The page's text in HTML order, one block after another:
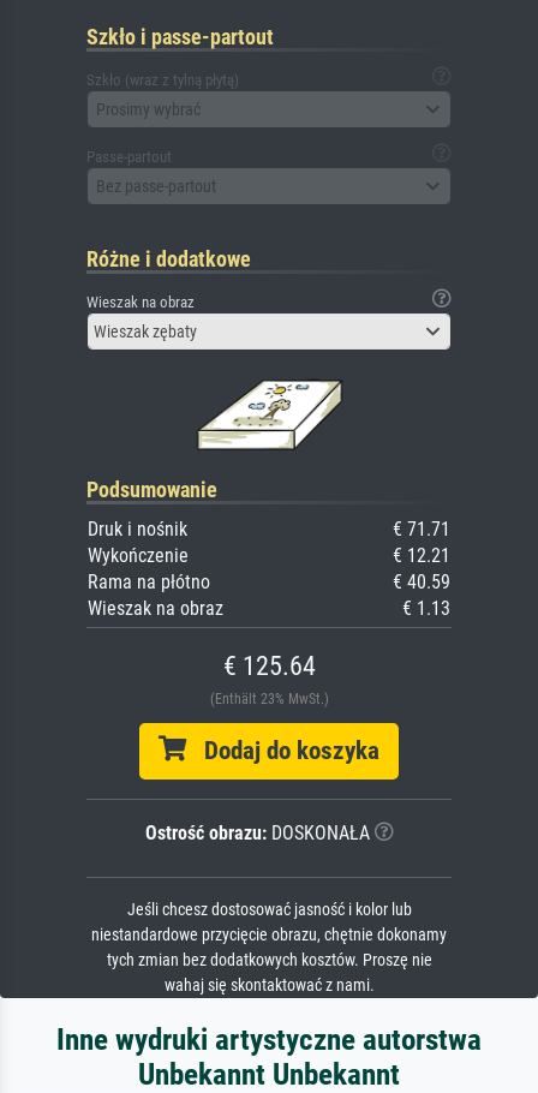
Szkło i passe-partout
Szkło (wraz z tylną płytą)
Prosimy wybrać
Passe-partout
Bez passe-partout
Różne i dodatkowe
Wieszak na obraz
Wieszak zębaty
Podsumowanie
Druk i nośnik
€ 71.71
Wykończenie
€ 12.21
Rama na płótno
€ 40.59
Wieszak na obraz
€ 1.13
€ 125.64
(Enthält 23% MwSt.)
Dodaj do koszyka
Ostrość obrazu:DOSKONAŁA
Jeśli chcesz dostosować jasność i kolor lub
niestandardowe przycięcie obrazu, chętnie dokonamy
tych zmian bez dodatkowych kosztów. Proszę nie
wahaj się skontaktować z nami.
Inne wydruki artystyczne autorstwa
Unbekannt Unbekannt